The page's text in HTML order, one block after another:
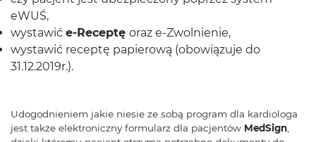
eWUŚ,
wystawić e-Receptę oraz e-Zwolnienie,
wystawić receptę papierową (obowiązuje do
31.12.2019r.).
Udogodnieniem jakie niesie ze sobą program dla kardiologa
jest także elektroniczny formularz dla pacjentów MedSign